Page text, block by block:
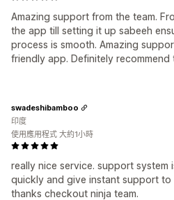
Amazing support from the team.
the app till setting it up sabeeh
process is smooth. Amazing
friendly app. Definitely recommend
really nice service. support system
quickly and give instant support to
thanks checkout ninja team.
swadeshibamboo
印度
使用應用程式 大約1小時